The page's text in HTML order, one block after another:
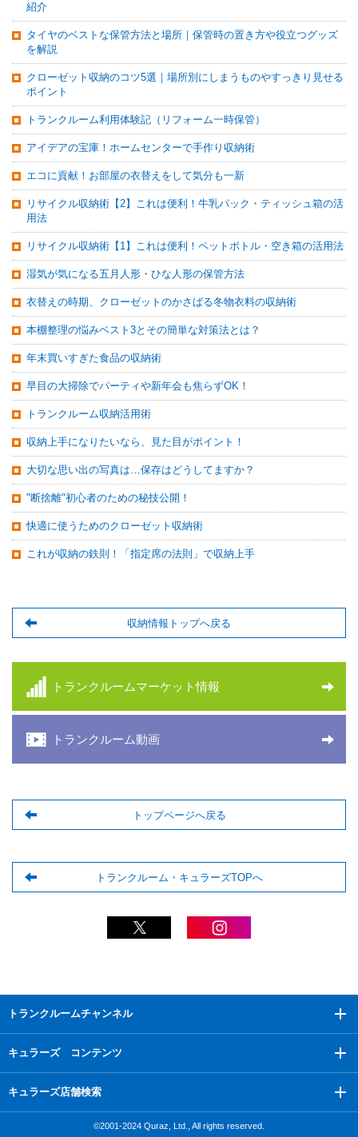
紹介
タイヤのベストな保管方法と場所｜保管時の置き方や役立つグッズ
を解説
クローゼット収納のコツ5選｜場所別にしまうものやすっきり見せる
ポイント
トランクルーム利用体験記（リフォーム一時保管）
アイデアの宝庫！ホームセンターで手作り収納術
エコに貢献！お部屋の衣替えをして気分も一新
リサイクル収納術【2】これは便利！牛乳パック・ティッシュ箱の活
用法
リサイクル収納術【1】これは便利！ペットボトル・空き箱の活用法
湿気が気になる五月人形・ひな人形の保管方法
衣替えの時期、クローゼットのかさばる冬物衣料の収納術
本棚整理の悩みベスト3とその簡単な対策法とは？
年末買いすぎた食品の収納術
早目の大掃除でパーティや新年会も焦らずOK！
トランクルーム収納活用術
収納上手になりたいなら、見た目がポイント！
大切な思い出の写真は…保存はどうしてますか？
"断捨離"初心者のための秘技公開！
快適に使うためのクローゼット収納術
これが収納の鉄則！「指定席の法則」で収納上手
収納情報トップへ戻る
トランクルームマーケット情報
トランクルーム動画
トップページへ戻る
トランクルーム・キュラーズTOPへ
トランクルームチャンネル
キュラーズ コンテンツ
キュラーズ店舗検索
©2001-2024 Quraz, Ltd., All rights reserved.